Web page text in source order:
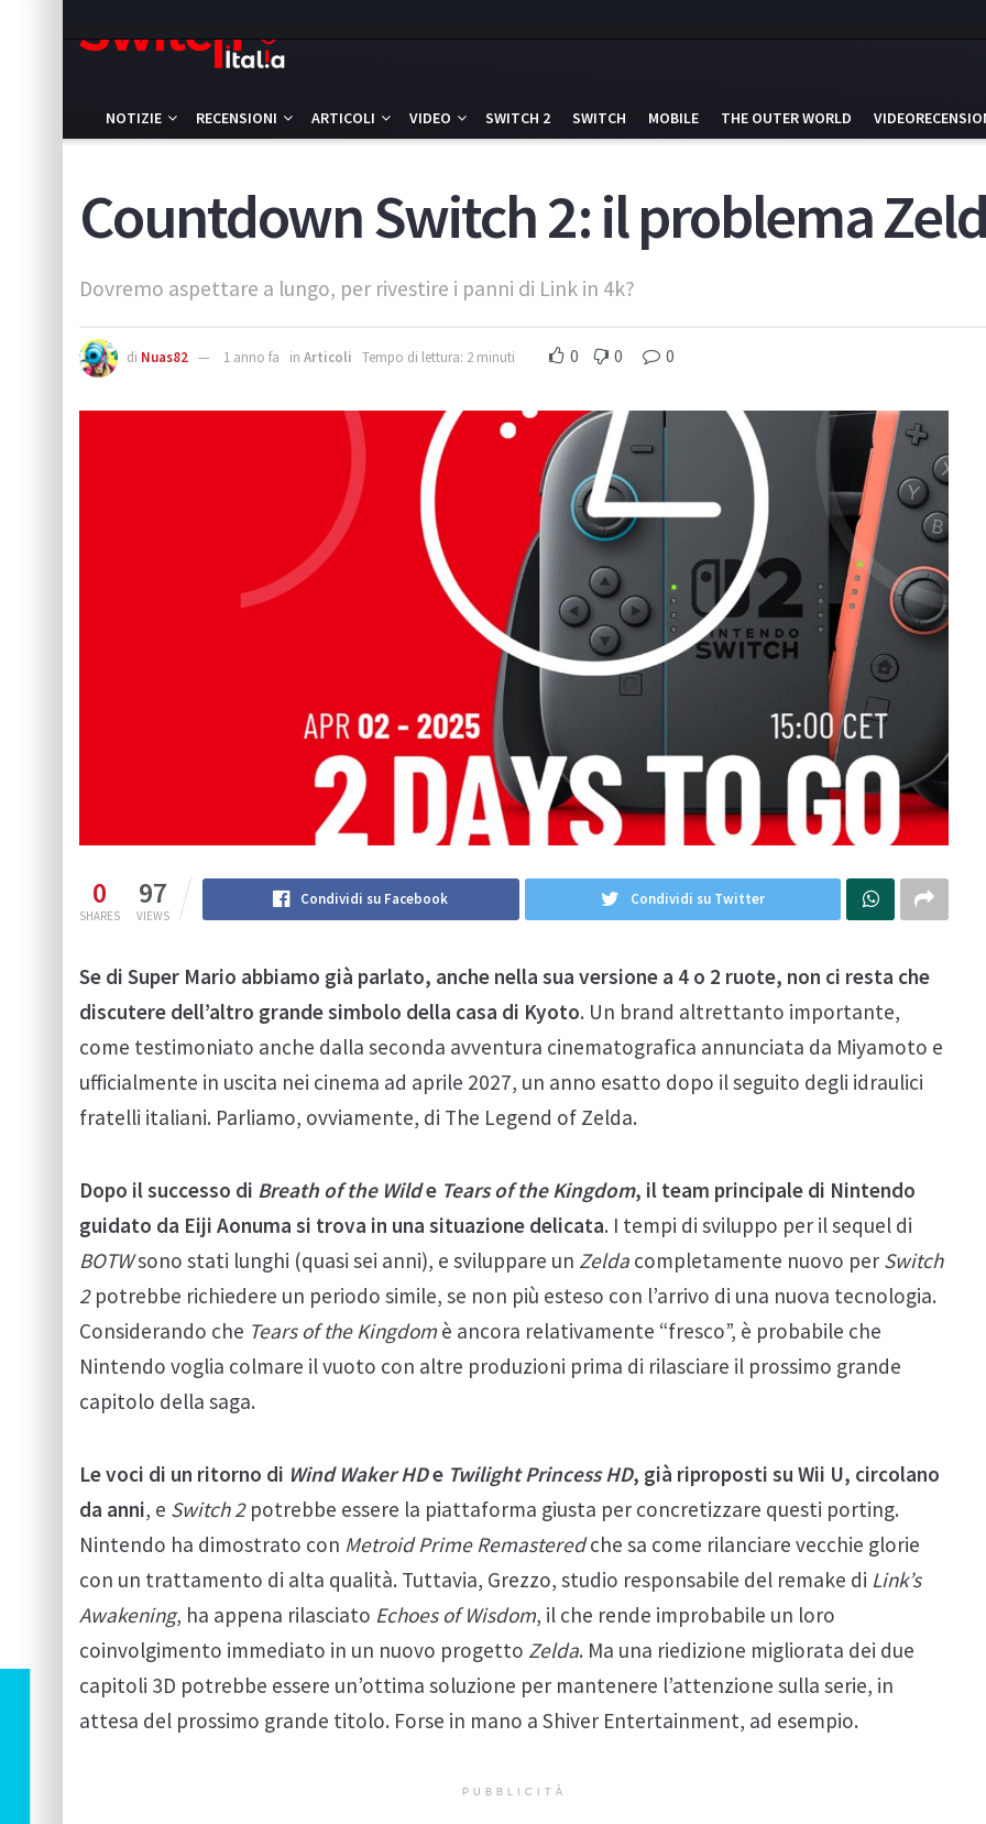
NOTIZIE RECENSIONI ARTICOLI VIDEO SWITCH 2 SWITCH MOBILE THE OUTER WORLD
Countdown Switch 2: il problema
Dovremo aspettare a lungo, per rivestire i panni di Link in 4k?
di Nuas82 1 anno fa in Articoli Tempo di lettura: 2 minuti 0 0 0
0
SHARES
97
VIEWS
Condividi su Facebook Condividi su Twitter
Se di Super Mario abbiamo già parlato, anche nella sua versione a 4 o 2 ruote, non ci resta che
discutere dell’altro grande simbolo della casa di Kyoto. Un brand altrettanto importante,
come testimoniato anche dalla seconda avventura cinematografica annunciata da Miyamoto e
ufficialmente in uscita nei cinema ad aprile 2027, un anno esatto dopo il seguito degli idraulici
fratelli italiani. Parliamo, ovviamente, di The Legend of Zelda.
Dopo il successo di Breath of the Wilde Tears of the Kingdom, il team principale di Nintendo
guidato da Eiji Aonuma si trova in una situazione delicata. I tempi di sviluppo per il sequel di
BOTWsono stati lunghi (quasi sei anni), e sviluppare un Zelda completamente nuovo per Switch
2potrebbe richiedere un periodo simile, se non più esteso con l’arrivo di una nuova tecnologia.
Considerando che Tears of the Kingdom è ancora relativamente “fresco”, è probabile che
Nintendo voglia colmare il vuoto con altre produzioni prima di rilasciare il prossimo grande
capitolo della saga.
Le voci di un ritorno di Wind Waker HDe Twilight Princess HD, già riproposti su Wii U, circolano
da anni, e Switch 2potrebbe essere la piattaforma giusta per concretizzare questi porting.
Nintendo ha dimostrato con Metroid Prime Remasteredche sa come rilanciare vecchie glorie
con un trattamento di alta qualità. Tuttavia, Grezzo, studio responsabile del remake di Link’s
Awakening, ha appena rilasciato Echoes of Wisdom, il che rende improbabile un loro
coinvolgimento immediato in un nuovo progetto Zelda. Ma una riedizione migliorata dei due
capitoli 3D potrebbe essere un’ottima soluzione per mantenere l’attenzione sulla serie, in
attesa del prossimo grande titolo. Forse in mano a Shiver Entertainment, ad esempio.
PUBBLICITÀ